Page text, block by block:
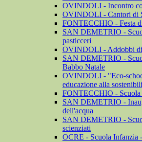
OVINDOLI - Incontro
OVINDOLI - Cantori di
FONTECCHIO - Festa
SAN DEMETRIO -
pasticceri
OVINDOLI - Addobbi
SAN DEMETRIO -
Babbo Natale
OVINDOLI - "Eco-
educazione alla
FONTECCHIO - Scuola
SAN DEMETRIO -
dell'acqua
SAN DEMETRIO -
scienziati
OCRE - Scuola